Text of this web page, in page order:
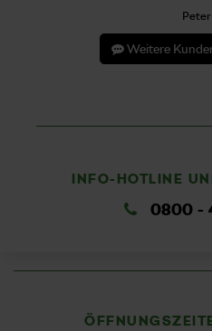
Peter
Weitere
INFO-HOTLINE
0800 -